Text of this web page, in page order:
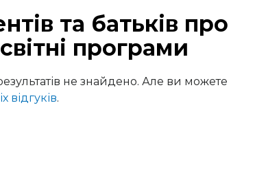
та батьків про
програми
не знайдено. Але ви можете
відгуків.